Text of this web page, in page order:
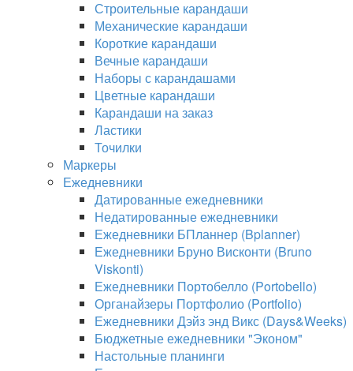
Строительные карандаши
Механические карандаши
Короткие карандаши
Вечные карандаши
Наборы с карандашами
Цветные карандаши
Карандаши на заказ
Ластики
Точилки
Маркеры
Ежедневники
Датированные ежедневники
Недатированные ежедневники
Ежедневники БПланнер (Bplanner)
Ежедневники Бруно Висконти (Bruno
Viskonti)
Ежедневники Портобелло (Portobello)
Органайзеры Портфолио (Portfolio)
Ежедневники Дэйз энд Викс (Days&Weeks)
Бюджетные ежедневники "Эконом"
Настольные планинги